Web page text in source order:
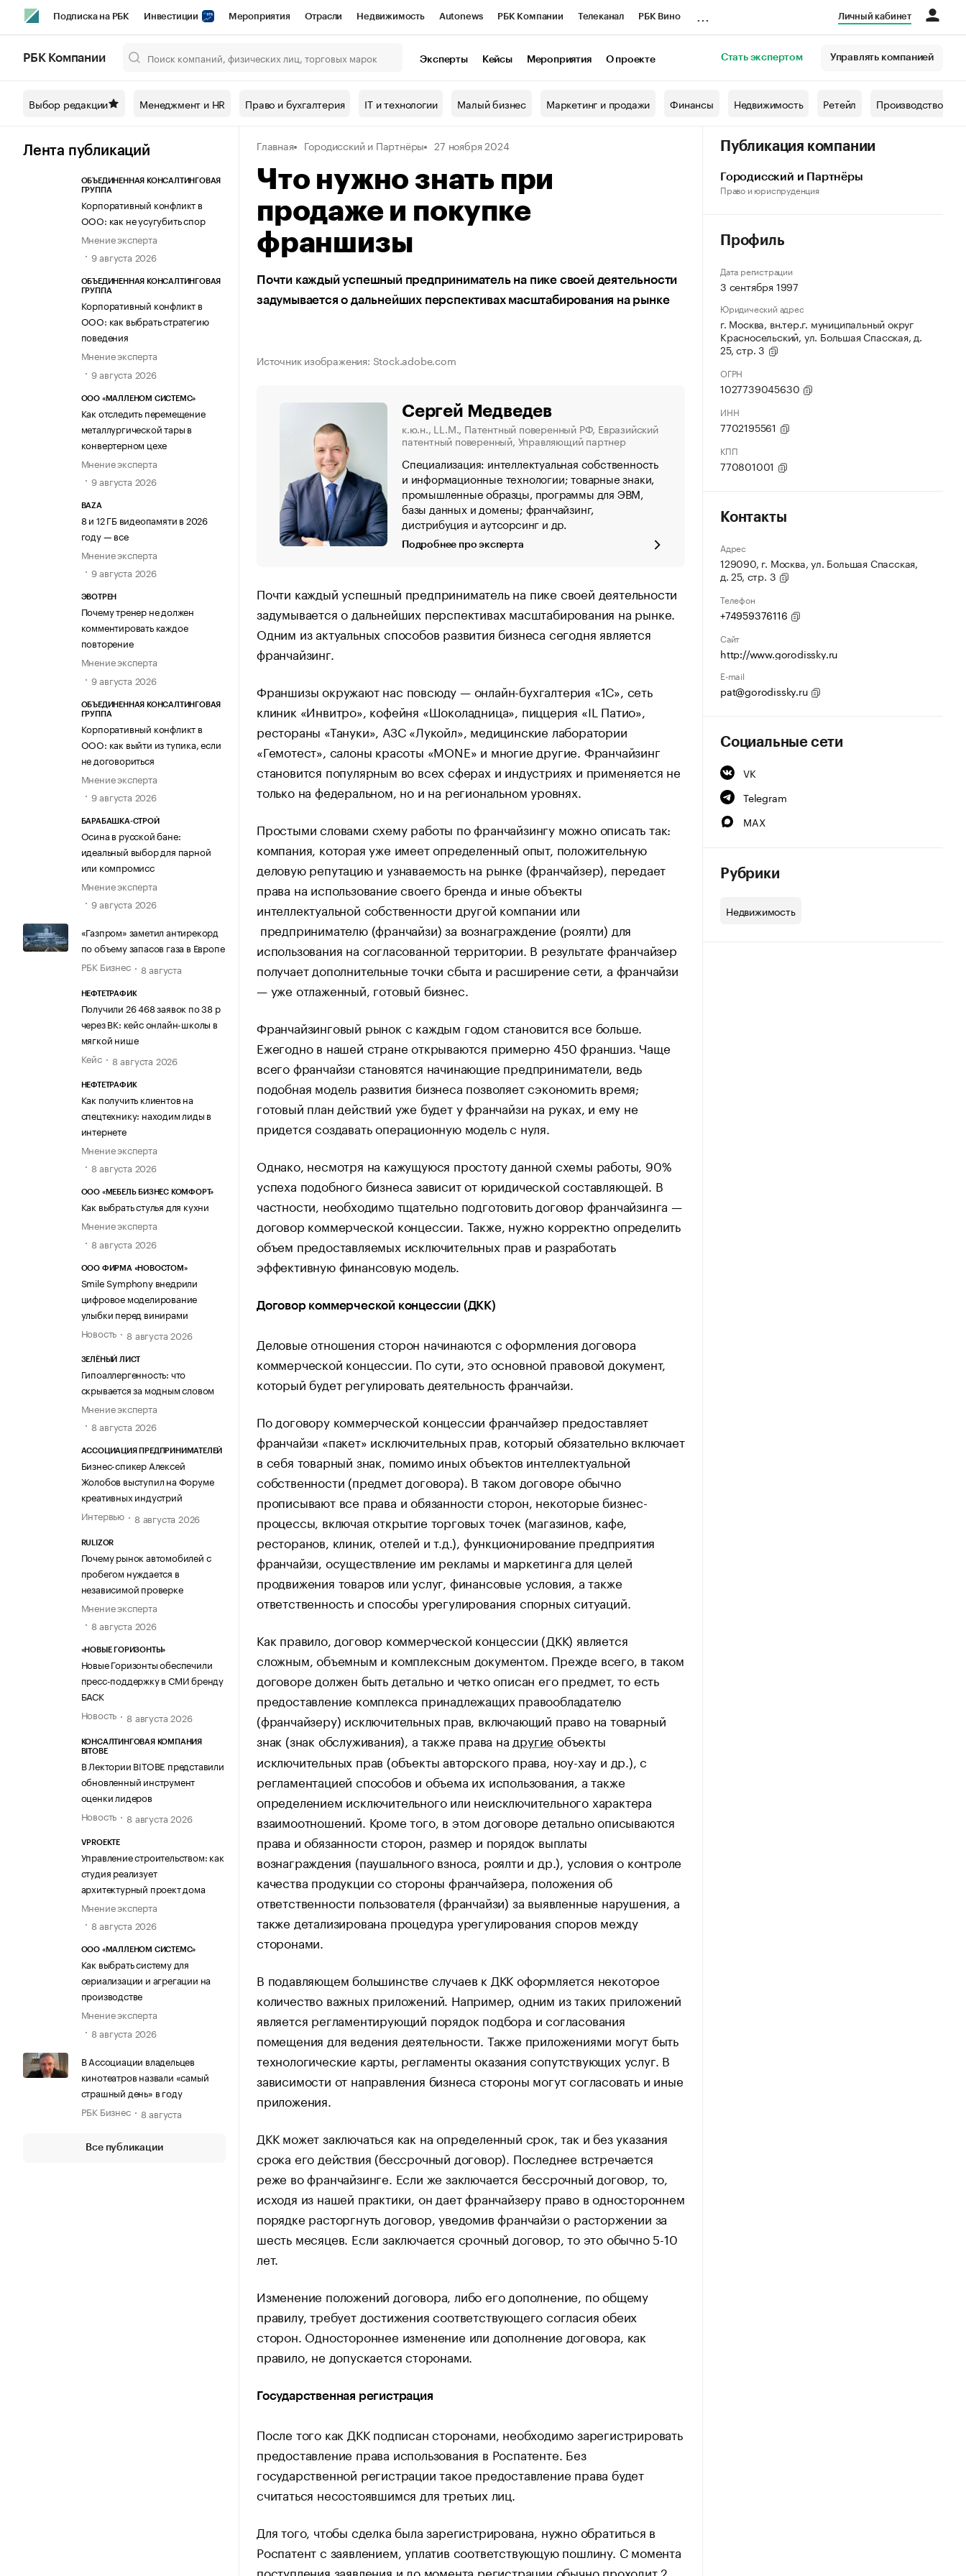
Подписка на РБК Инвестиции Мероприятия Отрасли Недвижимость Autonews РБК Компании Телеканал РБК Вино
Спецпроекты СПб Конференции СПб Спецпроекты Проверка контрагентов
Технологии и медиа Рынок наличной валюты
Личный кабинет
РБК Компании Эксперты Кейсы Мероприятия О проекте Стать экспертом Управлять компанией
Выбор редакции Менеджмент и HR Право и бухгалтерия IT и технологии Малый бизнес Маркетинг и продажи Финансы Недвижимость Ретейл Производство
Лента публикаций
ОБЪЕДИНЕННАЯ КОНСАЛТИНГОВАЯ
ГРУППА
Корпоративный конфликт в
ООО: как не усугубить спор
Мнение эксперта
9 августа 2026
ОБЪЕДИНЕННАЯ КОНСАЛТИНГОВАЯ
ГРУППА
Корпоративный конфликт в
ООО: как выбрать стратегию
поведения
Мнение эксперта
9 августа 2026
ООО «МАЛЛЕНОМ СИСТЕМС»
Как отследить перемещение
металлургической тары в
конвертерном цехе
Мнение эксперта
9 августа 2026
BAZA
8 и 12 ГБ видеопамяти в 2026
году — все
Мнение эксперта
9 августа 2026
ЭВОТРЕН
Почему тренер не должен
комментировать каждое
повторение
Мнение эксперта
9 августа 2026
ОБЪЕДИНЕННАЯ КОНСАЛТИНГОВАЯ
ГРУППА
Корпоративный конфликт в
ООО: как выйти из тупика, если
не договориться
Мнение эксперта
9 августа 2026
БАРАБАШКА-СТРОЙ
Осина в русской бане:
идеальный выбор для парной
или компромисс
Мнение эксперта
9 августа 2026
«Газпром» заметил антирекорд
по объему запасов газа в Европе
РБК Бизнес
8 августа
НЕФТЕТРАФИК
Получили 26 468 заявок по 38 р
через ВК: кейс онлайн-школы в
мягкой нише
Кейс
8 августа 2026
НЕФТЕТРАФИК
Как получить клиентов на
спецтехнику: находим лиды в
интернете
Мнение эксперта
8 августа 2026
ООО «МЕБЕЛЬ БИЗНЕС КОМФОРТ»
Как выбрать стулья для кухни
Мнение эксперта
8 августа 2026
ООО ФИРМА «НОВОСТОМ»
Smile Symphony внедрили
цифровое моделирование
улыбки перед винирами
Новость
8 августа 2026
ЗЕЛЁНЫЙ ЛИСТ
Гипоаллергенность: что
скрывается за модным словом
Мнение эксперта
8 августа 2026
АССОЦИАЦИЯ ПРЕДПРИНИМАТЕЛЕЙ
Бизнес-спикер Алексей
Жолобов выступил на Форуме
креативных индустрий
Интервью
8 августа 2026
RULIZOR
Почему рынок автомобилей с
пробегом нуждается в
независимой проверке
Мнение эксперта
8 августа 2026
«НОВЫЕ ГОРИЗОНТЫ»
Новые Горизонты обеспечили
пресс-поддержку в СМИ бренду
БАСК
Новость
8 августа 2026
КОНСАЛТИНГОВАЯ КОМПАНИЯ
BITOBE
В Лектории BITOBE представили
обновленный инструмент
оценки лидеров
Новость
8 августа 2026
VPROEKTE
Управление строительством: как
студия реализует
архитектурный проект дома
Мнение эксперта
8 августа 2026
ООО «МАЛЛЕНОМ СИСТЕМС»
Как выбрать систему для
сериализации и агрегации на
производстве
Мнение эксперта
8 августа 2026
В Ассоциации владельцев
кинотеатров назвали «самый
страшный день» в году
РБК Бизнес
8 августа
Все публикации
Главная Городисский и Партнёры 27 ноября 2024
Что нужно знать при
продаже и покупке
франшизы
Почти каждый успешный предприниматель на пике своей деятельности
задумывается о дальнейших перспективах масштабирования на рынке
Источник изображения: Stock.adobe.com
Сергей Медведев
к.ю.н., LL.M., Патентный поверенный РФ, Евразийский
патентный поверенный, Управляющий партнер
Специализация: интеллектуальная собственность
и информационные технологии; товарные знаки,
промышленные образцы, программы для ЭВМ,
базы данных и домены; франчайзинг,
дистрибуция и аутсорсинг и др.
Подробнее про эксперта
Почти каждый успешный предприниматель на пике своей деятельности
задумывается о дальнейших перспективах масштабирования на рынке.
Одним из актуальных способов развития бизнеса сегодня является
франчайзинг.
Франшизы окружают нас повсюду — онлайн-бухгалтерия «1С», сеть
клиник «Инвитро», кофейня «Шоколадница», пиццерия «IL Патио»,
рестораны «Тануки», АЗС «Лукойл», медицинские лаборатории
«Гемотест», салоны красоты «MONE» и многие другие. Франчайзинг
становится популярным во всех сферах и индустриях и применяется не
только на федеральном, но и на региональном уровнях.
Простыми словами схему работы по франчайзингу можно описать так:
компания, которая уже имеет определенный опыт, положительную
деловую репутацию и узнаваемость на рынке (франчайзер), передает
права на использование своего бренда и иные объекты
интеллектуальной собственности другой компании или
предпринимателю (франчайзи) за вознаграждение (роялти) для
использования на согласованной территории. В результате франчайзер
получает дополнительные точки сбыта и расширение сети, а франчайзи
— уже отлаженный, готовый бизнес.
Франчайзинговый рынок с каждым годом становится все больше.
Ежегодно в нашей стране открываются примерно 450 франшиз. Чаще
всего франчайзи становятся начинающие предприниматели, ведь
подобная модель развития бизнеса позволяет сэкономить время;
готовый план действий уже будет у франчайзи на руках, и ему не
придется создавать операционную модель с нуля.
Однако, несмотря на кажущуюся простоту данной схемы работы, 90%
успеха подобного бизнеса зависит от юридической составляющей. В
частности, необходимо тщательно подготовить договор франчайзинга —
договор коммерческой концессии. Также, нужно корректно определить
объем предоставляемых исключительных прав и разработать
эффективную финансовую модель.
Договор коммерческой концессии (ДКК)
Деловые отношения сторон начинаются с оформления договора
коммерческой концессии. По сути, это основной правовой документ,
который будет регулировать деятельность франчайзи.
По договору коммерческой концессии франчайзер предоставляет
франчайзи «пакет» исключительных прав, который обязательно включает
в себя товарный знак, помимо иных объектов интеллектуальной
собственности (предмет договора). В таком договоре обычно
прописывают все права и обязанности сторон, некоторые бизнес-
процессы, включая открытие торговых точек (магазинов, кафе,
ресторанов, клиник, отелей и т.д.), функционирование предприятия
франчайзи, осуществление им рекламы и маркетинга для целей
продвижения товаров или услуг, финансовые условия, а также
ответственность и способы урегулирования спорных ситуаций.
Как правило, договор коммерческой концессии (ДКК) является
сложным, объемным и комплексным документом. Прежде всего, в таком
договоре должен быть детально и четко описан его предмет, то есть
предоставление комплекса принадлежащих правообладателю
(франчайзеру) исключительных прав, включающий право на товарный
знак (знак обслуживания), а также права на другие объекты
исключительных прав (объекты авторского права, ноу-хау и др.), с
регламентацией способов и объема их использования, а также
определением исключительного или неисключительного характера
взаимоотношений. Кроме того, в этом договоре детально описываются
права и обязанности сторон, размер и порядок выплаты
вознаграждения (паушального взноса, роялти и др.), условия о контроле
качества продукции со стороны франчайзера, положения об
ответственности пользователя (франчайзи) за выявленные нарушения, а
также детализирована процедура урегулирования споров между
сторонами.
В подавляющем большинстве случаев к ДКК оформляется некоторое
количество важных приложений. Например, одним из таких приложений
является регламентирующий порядок подбора и согласования
помещения для ведения деятельности. Также приложениями могут быть
технологические карты, регламенты оказания сопутствующих услуг. В
зависимости от направления бизнеса стороны могут согласовать и иные
приложения.
ДКК может заключаться как на определенный срок, так и без указания
срока его действия (бессрочный договор). Последнее встречается
реже во франчайзинге. Если же заключается бессрочный договор, то,
исходя из нашей практики, он дает франчайзеру право в одностороннем
порядке расторгнуть договор, уведомив франчайзи о расторжении за
шесть месяцев. Если заключается срочный договор, то это обычно 5-10
лет.
Изменение положений договора, либо его дополнение, по общему
правилу, требует достижения соответствующего согласия обеих
сторон. Одностороннее изменение или дополнение договора, как
правило, не допускается сторонами.
Государственная регистрация
После того как ДКК подписан сторонами, необходимо зарегистрировать
предоставление права использования в Роспатенте. Без
государственной регистрации такое предоставление права будет
считаться несостоявшимся для третьих лиц.
Для того, чтобы сделка была зарегистрирована, нужно обратиться в
Роспатент с заявлением, уплатив соответствующую пошлину. С момента
поступления заявления и до момента регистрации обычно проходит 2
Публикация компании
Городисский и Партнёры
Право и юриспруденция
Профиль
Дата регистрации
3 сентября 1997
Юридический адрес
г. Москва, вн.тер.г. муниципальный округ
Красносельский, ул. Большая Спасская, д.
25, стр. 3
ОГРН
1027739045630
ИНН
7702195561
КПП
770801001
Контакты
Адрес
129090, г. Москва, ул. Большая Спасская,
д. 25, стр. 3
Телефон
+74959376116
Сайт
http://www.gorodissky.ru
E-mail
pat@gorodissky.ru
Социальные сети
VK
Telegram
MAX
Рубрики
Недвижимость